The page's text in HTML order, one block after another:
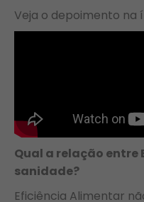
Veja o depoimento na
Qual a relação
sanidade?
Eficiência Alimentar